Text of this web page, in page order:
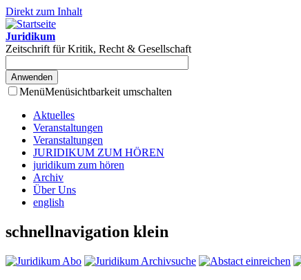
Direkt zum Inhalt
Juridikum
Zeitschrift für Kritik, Recht & Gesellschaft
MenüMenüsichtbarkeit umschalten
Aktuelles
Veranstaltungen
Veranstaltungen
JURIDIKUM ZUM HÖREN
juridikum zum hören
Archiv
Über Uns
english
schnellnavigation klein